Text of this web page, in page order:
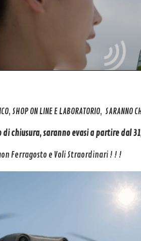
SHOP ON LINE E LABORATORIO,
chiusura, saranno evasi a partire dal
Ferragosto e Voli Straordinari ! ! !